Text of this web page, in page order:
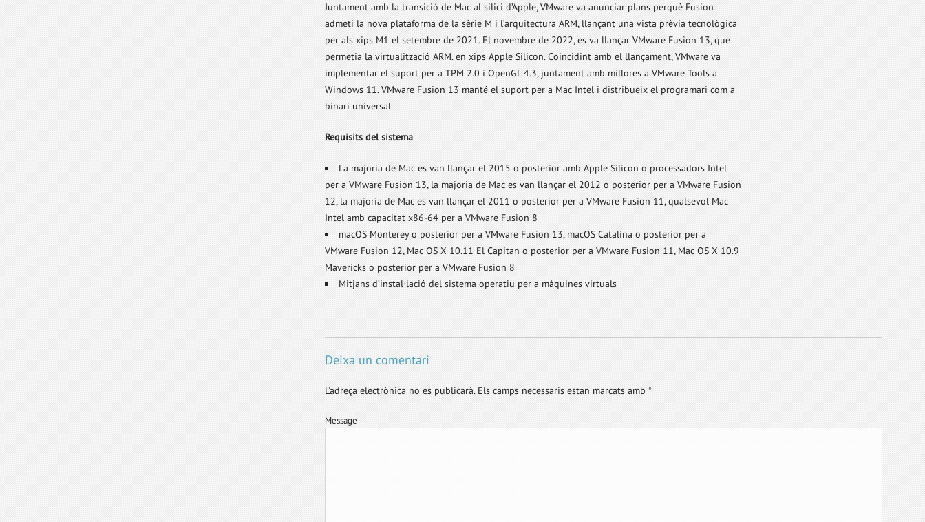
Juntament amb la transició de Mac al silici d’Apple, VMware va anunciar plans perquè Fusion
admeti la nova plataforma de la sèrie M i l’arquitectura ARM, llançant una vista prèvia tecnològica
per als xips M1 el setembre de 2021. El novembre de 2022, es va llançar VMware Fusion 13, que
permetia la virtualització ARM. en xips Apple Silicon. Coincidint amb el llançament, VMware va
implementar el suport per a TPM 2.0 i OpenGL 4.3, juntament amb millores a VMware Tools a
Windows 11. VMware Fusion 13 manté el suport per a Mac Intel i distribueix el programari com a
binari universal.
Requisits del sistema
La majoria de Mac es van llançar el 2015 o posterior amb Apple Silicon o processadors Intel
per a VMware Fusion 13, la majoria de Mac es van llançar el 2012 o posterior per a VMware Fusion
12, la majoria de Mac es van llançar el 2011 o posterior per a VMware Fusion 11, qualsevol Mac
Intel amb capacitat x86-64 per a VMware Fusion 8
macOS Monterey o posterior per a VMware Fusion 13, macOS Catalina o posterior per a
VMware Fusion 12, Mac OS X 10.11 El Capitan o posterior per a VMware Fusion 11, Mac OS X 10.9
Mavericks o posterior per a VMware Fusion 8
Mitjans d’instal·lació del sistema operatiu per a màquines virtuals
Deixa un comentari
L'adreça electrònica no es publicarà. Els camps necessaris estan marcats amb *
Message